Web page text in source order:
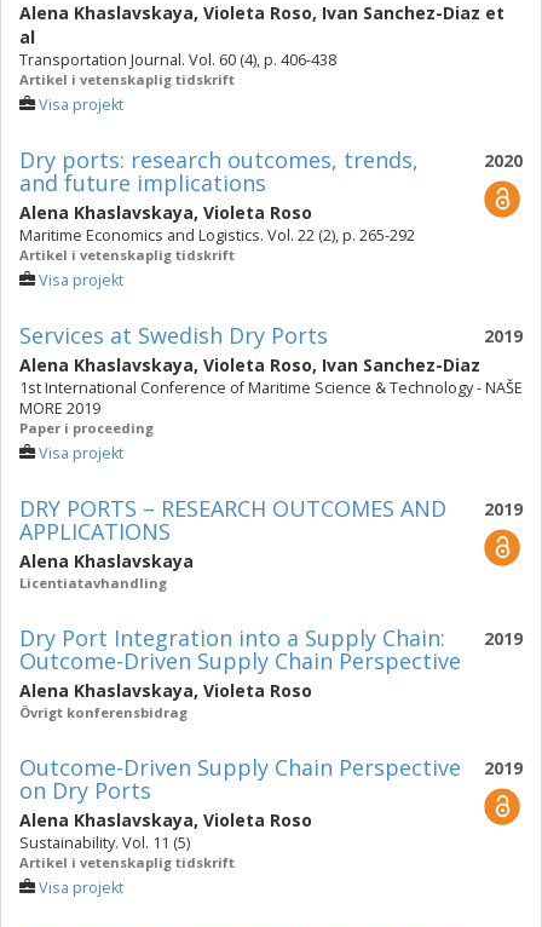
Alena Khaslavskaya, Violeta Roso, Ivan Sanchez-Diaz et
al
Transportation Journal. Vol. 60 (4), p. 406-438
Artikel i vetenskaplig tidskrift
Visa projekt
2020
Dry ports: research outcomes, trends,
and future implications
Alena Khaslavskaya, Violeta Roso
Maritime Economics and Logistics. Vol. 22 (2), p. 265-292
Artikel i vetenskaplig tidskrift
Visa projekt
2019
Services at Swedish Dry Ports
Alena Khaslavskaya, Violeta Roso, Ivan Sanchez-Diaz
1st International Conference of Maritime Science & Technology - NAŠE
MORE 2019
Paper i proceeding
Visa projekt
2019
DRY PORTS – RESEARCH OUTCOMES AND
APPLICATIONS
Alena Khaslavskaya
Licentiatavhandling
2019
Dry Port Integration into a Supply Chain:
Outcome-Driven Supply Chain Perspective
Alena Khaslavskaya, Violeta Roso
Övrigt konferensbidrag
2019
Outcome-Driven Supply Chain Perspective
on Dry Ports
Alena Khaslavskaya, Violeta Roso
Sustainability. Vol. 11 (5)
Artikel i vetenskaplig tidskrift
Visa projekt